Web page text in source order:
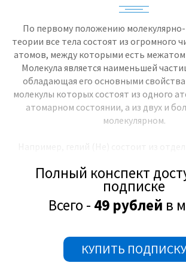
По первому положению
теории все тела состоят из огромного
атомов, между которыми есть
Молекула является наименьшей
обладающая его основными
молекулы которых состоят из одного
атомарном состоянии, а из двух и
молекулярном.
Например, гелий (Не) состоит из
Число атомов в молекуле может
частиц.Если два тела состоят из одного
атомов, то эти тела содержат
Обозначается количество вещества
(ню), единицы измерения в системе СИ
Полный конспект
подписке
Всего - 49 рублей в
КУПИТЬ ПОДПИСКУ